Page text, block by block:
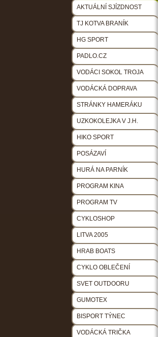
AKTUÁLNÍ SJÍZDNOST
TJ KOTVA BRANÍK
HG SPORT
PADLO.CZ
VODÁCI SOKOL TROJA
VODÁCKÁ DOPRAVA
STRÁNKY HAMERÁKU
UZKOKOLEJKA V J.H.
HIKO SPORT
POSÁZAVÍ
HURÁ NA PARNÍK
PROGRAM KINA
PROGRAM TV
CYKLOSHOP
LITVA 2005
HRAB BOATS
CYKLO OBLEČENÍ
SVET OUTDOORU
GUMOTEX
BISPORT TÝNEC
VODÁCKÁ TRIČKA